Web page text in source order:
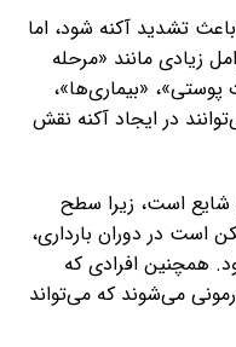
تشدید آکنه شود، اما
زیادی مانند «مرحله
«بیماری‌ها»،
در ایجاد آکنه نقش
شایع است، زیرا سطح
است در دوران بارداری،
همچنین افرادی که
می‌شوند که می‌تواند